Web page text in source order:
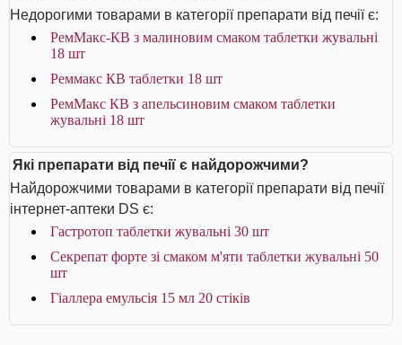
Недорогими товарами в категорії препарати від печії є:
РемМакс-КВ з малиновим смаком таблетки жувальні
18 шт
Реммакс КВ таблетки 18 шт
РемМакс КВ з апельсиновим смаком таблетки
жувальні 18 шт
Які препарати від печії є найдорожчими?
Найдорожчими товарами в категорії препарати від печії
інтернет-аптеки DS є:
Гастротоп таблетки жувальні 30 шт
Секрепат форте зі смаком м'яти таблетки жувальні 50
шт
Гіаллера емульсія 15 мл 20 стіків